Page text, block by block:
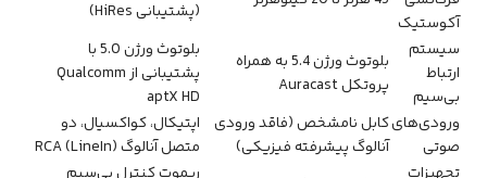
آکوستیک
(پشتیبانی HiRes)
سیستم
ارتباط
بی‌سیم
بلوتوث ورژن 5.4 به همراه
پروتکل Auracast
بلوتوث ورژن 5.0 با
پشتیبانی از Qualcomm
aptX HD
ورودی‌های
صوتی
کابل نامشخص (فاقد ورودی
آنالوگ پیشرفته فیزیکی)
اپتیکال، کواکسیال، دو
متصل آنالوگ RCA (LineIn)